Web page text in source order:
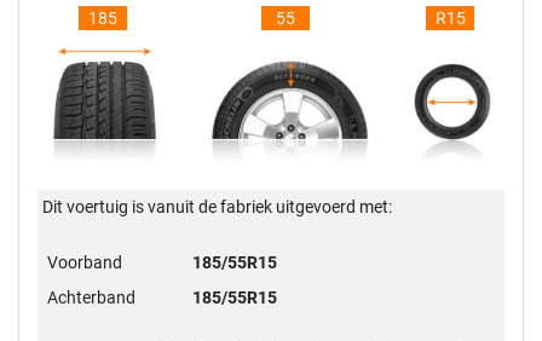
185 55 R15
Dit voertuig is vanuit de fabriek uitgevoerd met:
Voorband
185/55R15
Achterband
185/55R15